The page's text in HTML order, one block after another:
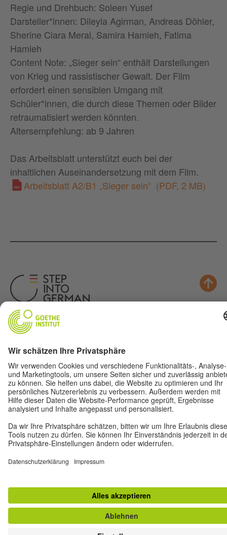
Regie und Drehbuch: Soleen Yusef
Darsteller*innen: Dileyla Agirman, Andreas Döhler,
Sherine Ciara Merai, Samira Hamieh, Fatima
Hamieh
Content Note: „Sieger sein“ enthält Darstellungen
von Krieg und rassistischer Gewalt. Der Film
erfordert einen sensiblen Umgang mit
Schüler*innen, die durch diese Themen oder Bilder
retraumatisiert werden könnten.
Altersempfehlung: ab 9 Jahren
Das Arbeitsblatt unterstützt euch bei der
inhaltlichen Auseinandersetzung mit dem Film.
Arbeitsblatt A2/B1 „Sieger sein“ (PDF, 2 MB)
Musik
© 2026 Goethe-Institut
Impressum Datenschutz
Privatsphäre-Einstellungen
Nutzungsbedingungen